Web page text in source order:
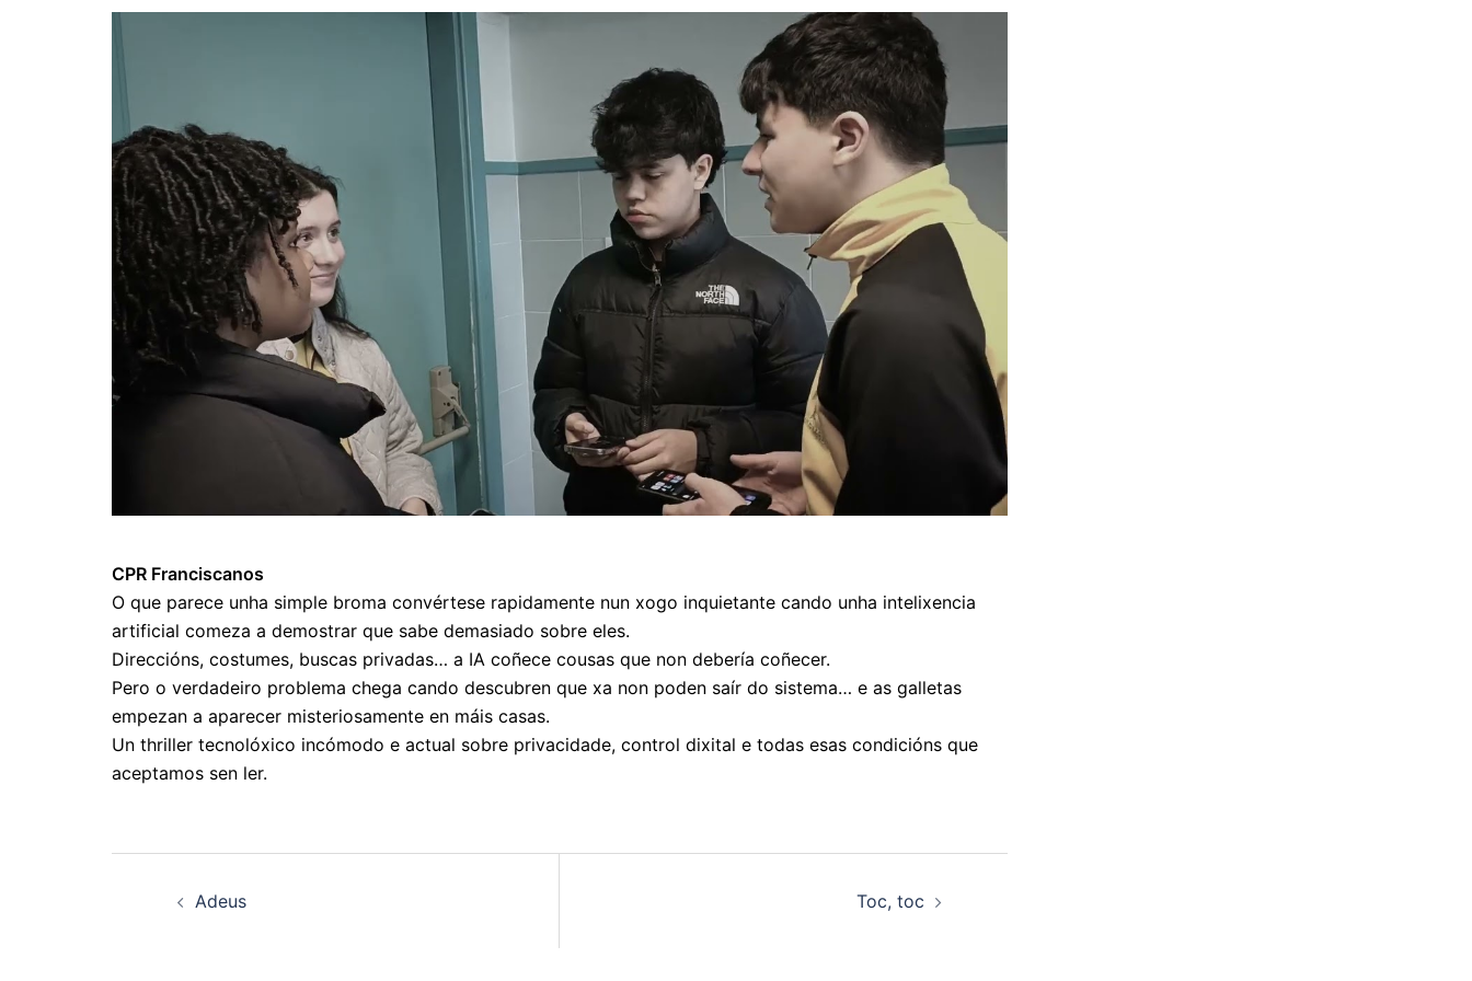
CPR Franciscanos
O que parece unha simple broma convértese rapidamente nun xogo inquietante cando unha intelixencia
artificial comeza a demostrar que sabe demasiado sobre eles.
Direccións, costumes, buscas privadas… a IA coñece cousas que non debería coñecer.
Pero o verdadeiro problema chega cando descubren que xa non poden saír do sistema… e as galletas
empezan a aparecer misteriosamente en máis casas.
Un thriller tecnolóxico incómodo e actual sobre privacidade, control dixital e todas esas condicións que
aceptamos sen ler.
Adeus Toc, toc